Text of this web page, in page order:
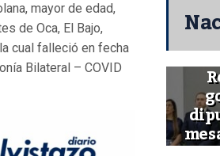
mayor de edad,
de Oca, El Bajo,
cual falleció en fecha
Bilateral – COVID